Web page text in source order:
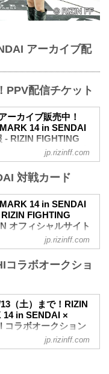
アーカイブ配
PPV配信チケット
ーカイブ販売中！
14 in SENDAI
- RIZIN FIGHTING
オフィシャルサイト
5月15日（金）12時より
にて販売がスタートし
ー！は5/23(土)販売開
りチケットは、大会前日
23:59まで販売！
い方、また会場にも行く
りで試合を見たい方は是
in SENDAIを全試合リア
jp.rizinff.com
対戦カード
14 in SENDAI
FIGHTING
オフィシャルサイト
誠
龍誠
貴 vs. トニー・ララミー
ル：5分 3R（59.0kg）
リョウ vs. 貴賢神
賢神
jp.rizinff.com
コラボオークショ
（土）まで！RIZIN
14 in SENDAI ×
コラボオークション
FIGHTING
オフィシャルサイト
ンも、オークションプ
jp.rizinff.com